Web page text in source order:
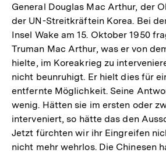
General Douglas Mac Arthur, der
der UN-Streitkräftein Korea. Bei
Insel Wake am 15. Oktober 1950
Truman Mac Arthur, was er von
hielte, im Koreakrieg zu
nicht beunruhigt. Er hielt dies für
entfernte Möglichkeit. Seine
wenig. Hätten sie im ersten oder
interveniert, so hätte das den
Jetzt fürchten wir ihr Eingreifen
nicht mehr wehrlos. Die Chinesen